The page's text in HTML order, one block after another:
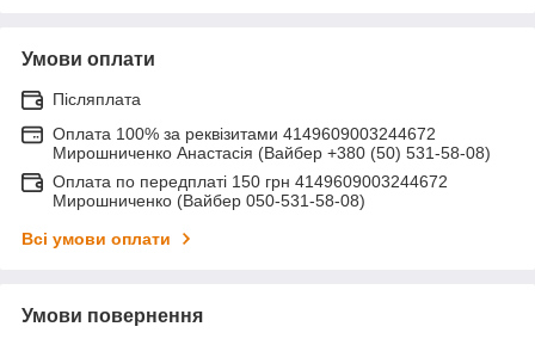
Умови оплати
Післяплата
Оплата 100% за реквізитами 4149609003244672
Мирошниченко Анастасія (Вайбер +380 (50) 531-58-08)
Оплата по передплаті 150 грн 4149609003244672
Мирошниченко (Вайбер 050-531-58-08)
Всі умови оплати
Умови повернення